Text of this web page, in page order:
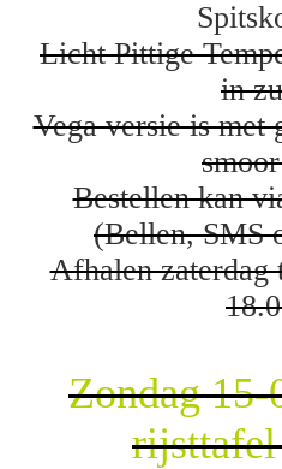
LichtPittige
in
Vega versie is met
Bestellen kan
(Bellen, SMS
Afhalen zaterdag
Zondag